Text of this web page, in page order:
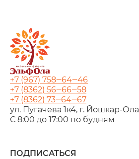
+7 (967) 758‒64‒46
+7 (8362) 56‒66‒58
+7 (8362) 73‒64‒67
ул. Пугачева 1к4, г. Йошкар‑Ола
С 8:00 до 17:00 по будням
ПОДПИСАТЬСЯ